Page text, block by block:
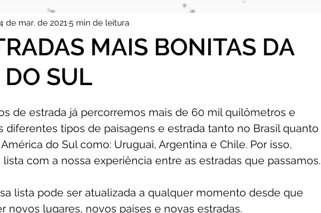
AMAZONIA DESCONTOS
MAIS BONITAS DA
SUL
de mar. de 2021 5 min de leitura
de estrada já percorremos mais de 60 mil quilômetros e
diferentes tipos de paisagens e estrada tanto no Brasil quanto
do Sul como: Uruguai, Argentina e Chile. Por isso,
com a nossa experiência entre as estradas que passamos.
lista pode ser atualizada a qualquer momento desde que
novos lugares, novos países e novas estradas.